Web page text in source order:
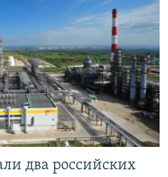
два российских